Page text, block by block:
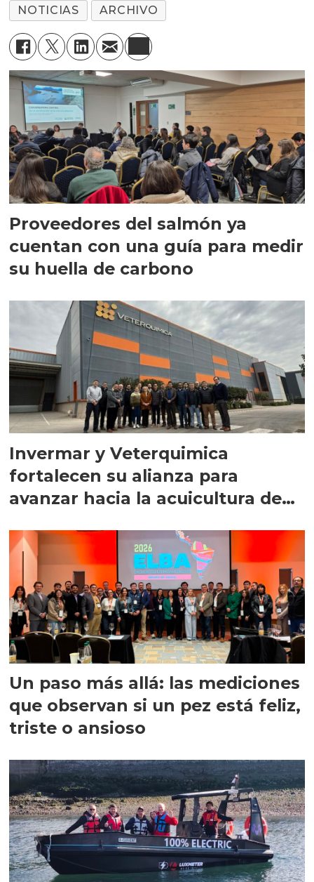
NOTICIAS ARCHIVO
Proveedores del salmón ya
cuentan con una guía para medir
su huella de carbono
Invermar y Veterquimica
fortalecen su alianza para
avanzar hacia la acuicultura de
Un paso más allá: las mediciones
que observan si un pez está feliz,
triste o ansioso